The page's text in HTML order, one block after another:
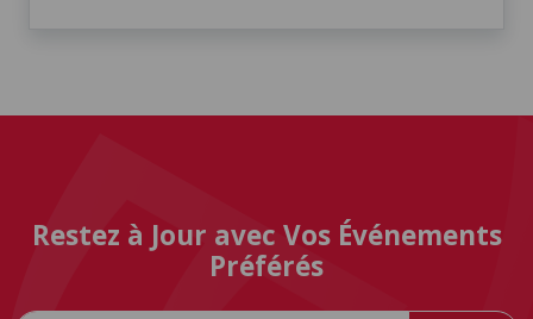
Restez à Jour avec Vos Événements
Préférés